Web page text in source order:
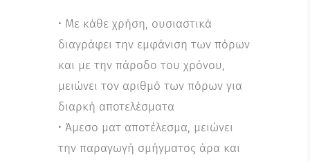
• Με κάθε χρήση, ουσιαστικά
διαγράφει την εμφάνιση των πόρων
και με την πάροδο του χρόνου,
μειώνει τον αριθμό των πόρων για
διαρκή αποτελέσματα
• Άμεσο ματ αποτέλεσμα, μειώνει
την παραγωγή σμήγματος άρα και